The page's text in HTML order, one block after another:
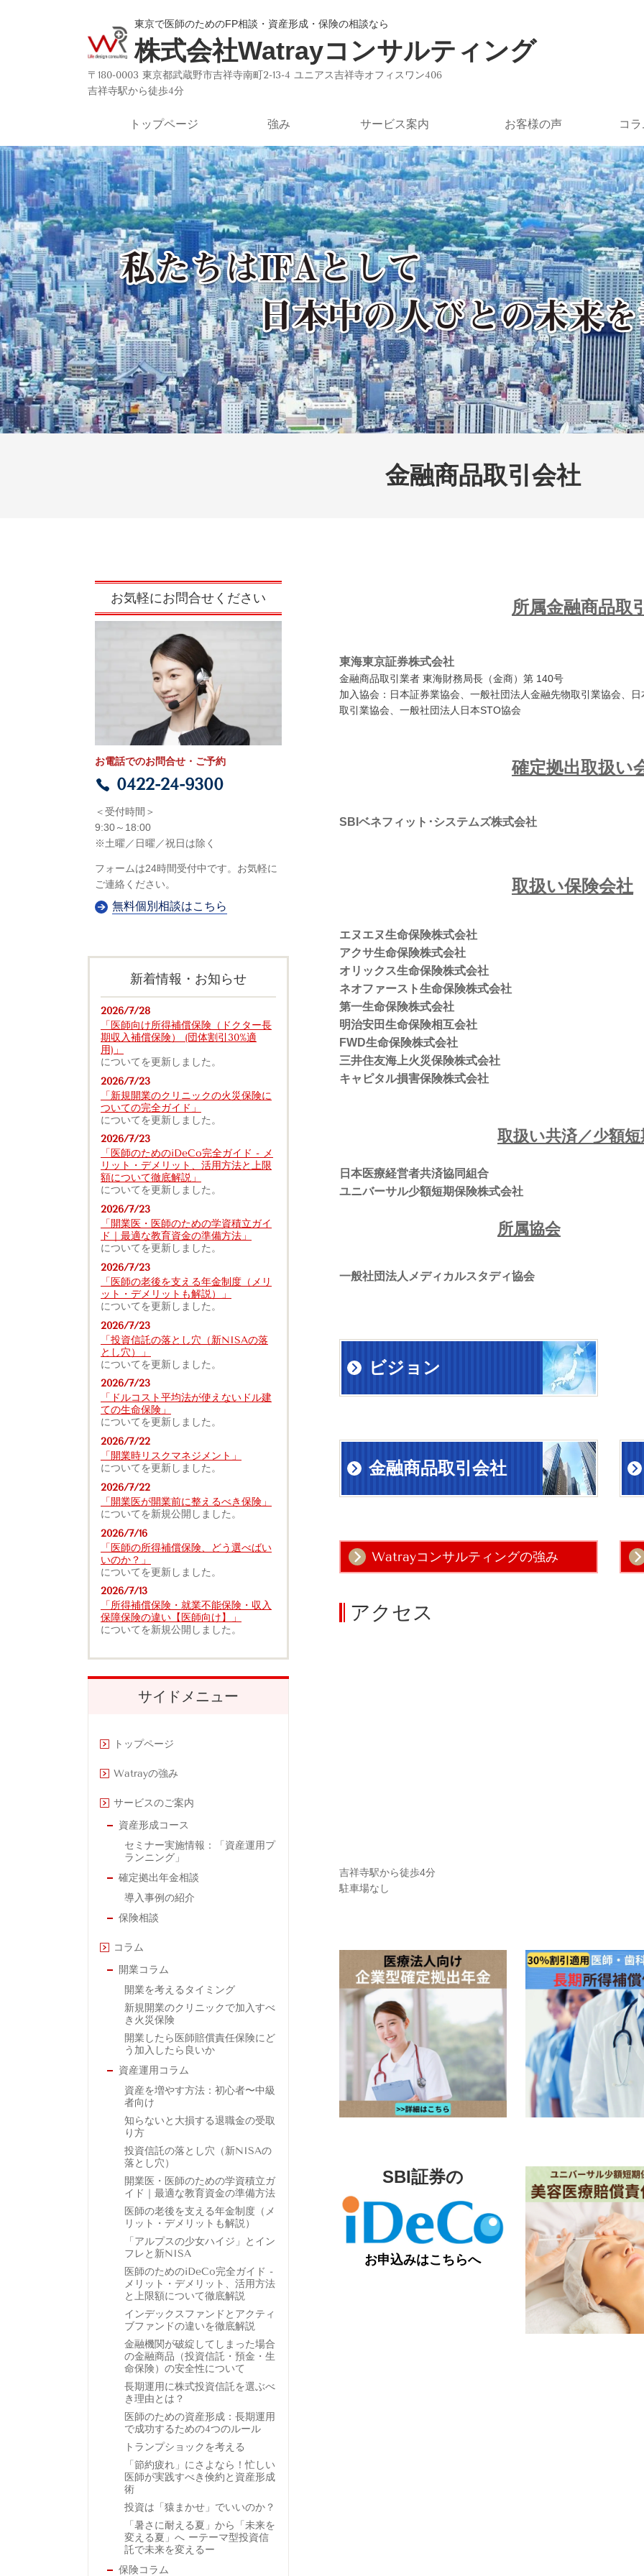
東京で医師のためのFP相談・資産形成・保険の相談なら
株式会社Watrayコンサルティング
〒180-0003 東京都武蔵野市吉祥寺南町2-13-4 ユニアス吉祥寺オフィスワン406
吉祥寺駅から徒歩4分
トップページ 強み サービス案内 お客様の声 コ
金融商品取引会社
所属金融商品取
東海東京証券株式会社
金融商品取引業者 東海財務局長（金商）第 140号
加入協会：日本証券業協会、一般社団法人金融先物取引業協会、
取引業協会、一般社団法人日本STO協会
確定拠出取扱い
SBIベネフィット･システムズ株式会社
取扱い保険会社
エヌエヌ生命保険株式会社
アクサ生命保険株式会社
オリックス生命保険株式会社
ネオファースト生命保険株式会社
第一生命保険株式会社
明治安田生命保険相互会社
FWD生命保険株式会社
三井住友海上火災保険株式会社
キャピタル損害保険株式会社
取扱い共済／少額
日本医療経営者共済協同組合
​ユニバーサル少額短期保険株式会社
所属協会
一般社団法人メディカルスタディ協会
ビジョン
金融商品取引会社
Watrayコンサルティングの強み
アクセス
吉祥寺駅から徒歩4分
駐車場なし
SBI証券の
お申込みはこちらへ
お気軽にお問合せください
お電話でのお問合せ・ご予約
0422-24-9300
＜受付時間＞
9:30～18:00
※土曜／日曜／祝日は除 く
フォームは24時間受付中です。お気軽に
ご連絡ください。
無料個別相談はこちら
新着情報・お知らせ
2026/7/28
「医師向け所得補償保険（ドクター長
期収入補償保険） (団体割引30%適
用)」
についてを更新しました。
2026/7/23
「新規開業のクリニックの火災保険に
ついての完全ガイド」
についてを更新しました。
2026/7/23
「医師のためのiDeCo完全ガイド - メ
リット・デメリット、活用方法と上限
額について徹底解説」
についてを更新しました。
2026/7/23
「開業医・医師のための学資積立ガイ
ド｜最適な教育資金の準備方法」
についてを更新しました。
2026/7/23
「医師の老後を支える年金制度（メリ
ット・デメリットも解説）」
についてを更新しました。
2026/7/23
「投資信託の落とし穴（新NISAの落
とし穴）」
についてを更新しました。
2026/7/23
「ドルコスト平均法が使えないドル建
ての生命保険」
についてを更新しました。
2026/7/22
「開業時リスクマネジメント」
についてを更新しました。
2026/7/22
「開業医が開業前に整えるべき保険」
についてを新規公開しました。
2026/7/16
「医師の所得補償保険、どう選べばい
いのか？」
についてを更新しました。
2026/7/13
「所得補償保険・就業不能保険・収入
保障保険の違い【医師向け】」
についてを新規公開しました。
サイドメニュー
トップページ
Watrayの強み
サービスのご案内
資産形成コース
セミナー実施情報：「資産運用プ
ランニング」
確定拠出年金相談
導入事例の紹介
保険相談
コラム
開業コラム
開業を考えるタイミング
新規開業のクリニックで加入すべ
き火災保険
開業したら医師賠償責任保険にど
う加入したら良いか
資産運用コラム
資産を増やす方法：初心者〜中級
者向け
知らないと大損する退職金の受取
り方
投資信託の落とし穴（新NISAの
落とし穴）
開業医・医師のための学資積立ガ
イド｜最適な教育資金の準備方法
医師の老後を支える年金制度（メ
リット・デメリットも解説）
「アルプスの少女ハイジ」とイン
フレと新NISA
医師のためのiDeCo完全ガイド -
メリット・デメリット、活用方法
と上限額について徹底解説
インデックスファンドとアクティ
ブファンドの違いを徹底解説
金融機関が破綻してしまった場合
の金融商品（投資信託・預金・生
命保険）の安全性について
長期運用に株式投資信託を選ぶべ
き理由とは？
医師のための資産形成：長期運用
で成功するための4つのルール
トランプショックを考える
「節約疲れ」にさよなら！忙しい
医師が実践すべき倹約と資産形成
術
投資は「猿まかせ」でいいのか？
「暑さに耐える夏」から「未来を
変える夏」へ ーテーマ型投資信
託で未来を変えるー
保険コラム